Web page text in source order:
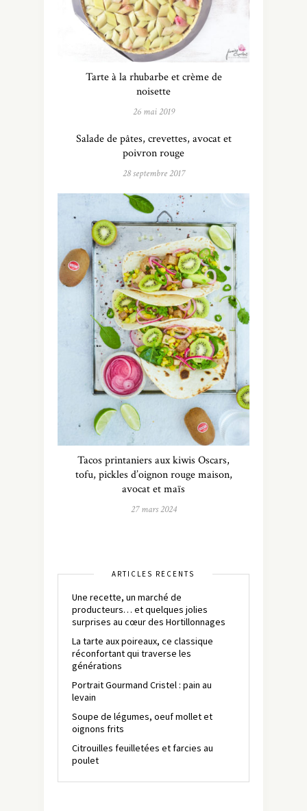
Tarte à la rhubarbe et crème de
noisette
26 mai 2019
Salade de pâtes, crevettes, avocat et
poivron rouge
28 septembre 2017
Tacos printaniers aux kiwis Oscars,
tofu, pickles d’oignon rouge maison,
avocat et maïs
27 mars 2024
ARTICLES RÉCENTS
Une recette, un marché de
producteurs… et quelques jolies
surprises au cœur des Hortillonnages
La tarte aux poireaux, ce classique
réconfortant qui traverse les
générations
Portrait Gourmand Cristel : pain au
levain
Soupe de légumes, oeuf mollet et
oignons frits
Citrouilles feuilletées et farcies au
poulet